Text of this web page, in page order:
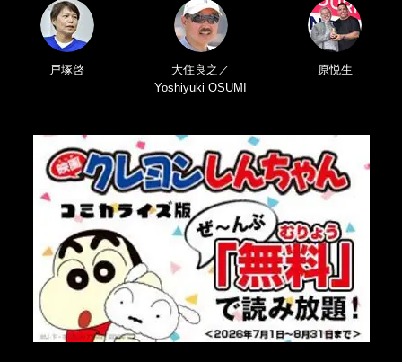
戸塚啓
大住良之／
Yoshiyuki OSUMI
原悦生